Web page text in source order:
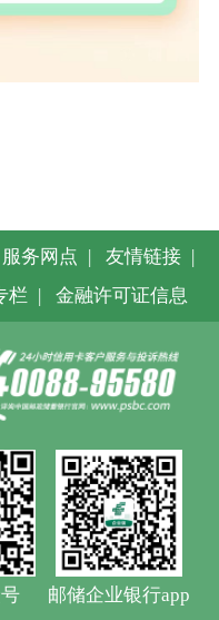
服务网点 | 友情链接 |
栏 | 金融许可证信息
邮储企业银行app